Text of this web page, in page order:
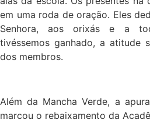
em uma roda de oração. Eles
Senhora, aos orixás e a
tivéssemos ganhado, a atitude
dos membros.
Além da Mancha Verde, a
marcou o rebaixamento da